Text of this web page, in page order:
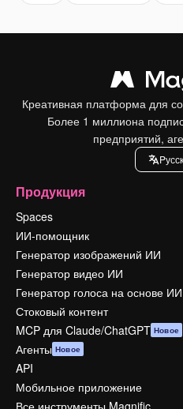
Креативная платформа для
Более 1 миллиона
предприятий,
Продукция
Spaces
ИИ-помощник
Генератор изображений ИИ
Генератор видео ИИ
Генератор голоса на основе ИИ
Стоковый контент
MCP для Claude/ChatGPT Новое
Агенты Новое
API
Мобильное приложение
Все инструменты Magnific